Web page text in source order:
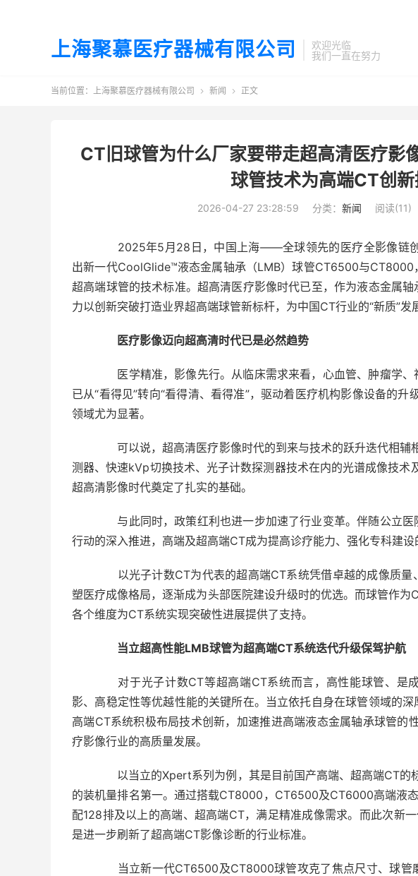
上海聚慕医疗器械有限公司
欢迎光临
我们一直在努力
当前位置： 上海聚慕医疗器械有限公司  新闻  正文
CT旧球管为什么厂家要带走超高清医疗影
球管技术为高端CT创
2026-04-27 23:28:59 分类： 新闻 阅读(11)
2025年5月28日，中国上海——全球领先的医疗全影像链创
出新一代CoolGlide™液态金属轴承（LMB）球管CT6500与CT8000
超高端球管的技术标准。超高清医疗影像时代已至，作为液态金属
力以创新突破打造业界超高端球管新标杆，为中国CT行业的“新质”发
医疗影像迈向超高清时代已是必然趋势
医学精准，影像先行。从临床需求来看，心血管、肿瘤学、
已从“看得见”转向“看得清、看得准”，驱动着医疗机构影像设备的
领域尤为显著。
可以说，超高清医疗影像时代的到来与技术的跃升迭代相辅
测器、快速kVp切换技术、光子计数探测器技术在内的光谱成像技术
超高清影像时代奠定了扎实的基础。
与此同时，政策红利也进一步加速了行业变革。伴随公立医
行动的深入推进，高端及超高端CT成为提高诊疗能力、强化专科建设
以光子计数CT为代表的超高端CT系统凭借卓越的成像质量
塑医疗成像格局，逐渐成为头部医院建设升级时的优选。而球管作
各个维度为CT系统实现突破性进展提供了支持。
当立超高性能LMB球管为超高端CT系统迭代升级保驾护航
对于光子计数CT等超高端CT系统而言，高性能球管、是
影、高稳定性等优越性能的关键所在。当立依托自身在球管领域的
高端CT系统积极布局技术创新，加速推进高端液态金属轴承球管的
疗影像行业的高质量发展。
以当立的Xpert系列为例，其是目前国产高端、超高端CT的
的装机量排名第一。通过搭载CT8000，CT6500及CT6000高端液
配128排及以上的高端、超高端CT，满足精准成像需求。而此次新
是进一步刷新了超高端CT影像诊断的行业标准。
当立新一代CT6500及CT8000球管攻克了焦点尺寸、球管